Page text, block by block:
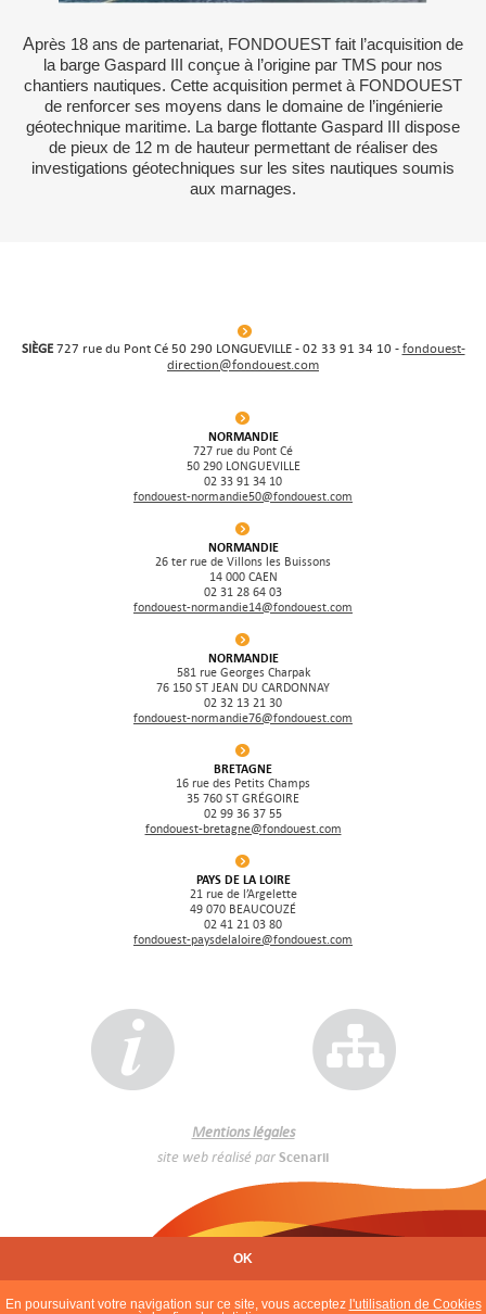
Après 18 ans de partenariat, FONDOUEST fait l’acquisition de
la barge Gaspard III conçue à l’origine par TMS pour nos
chantiers nautiques. Cette acquisition permet à FONDOUEST
de renforcer ses moyens dans le domaine de l’ingénierie
géotechnique maritime. La barge flottante Gaspard III dispose
de pieux de 12 m de hauteur permettant de réaliser des
investigations géotechniques sur les sites nautiques soumis
aux marnages.
SIÈGE727 rue du Pont Cé 50 290 LONGUEVILLE - 02 33 91 34 10 -fondouest-
direction@fondouest.com
NORMANDIE
727 rue du Pont Cé
50 290 LONGUEVILLE
02 33 91 34 10
fondouest-normandie50@fondouest.com
NORMANDIE
26 ter rue de Villons les Buissons
14 000 CAEN
02 31 28 64 03
fondouest-normandie14@fondouest.com
NORMANDIE
581 rue Georges Charpak
76 150 ST JEAN DU CARDONNAY
02 32 13 21 30
fondouest-normandie76@fondouest.com
BRETAGNE
16 rue des Petits Champs
35 760 ST GRÉGOIRE
02 99 36 37 55
fondouest-bretagne@fondouest.com
PAYS DE LA LOIRE
21 rue de l’Argelette
49 070 BEAUCOUZÉ
02 41 21 03 80
fondouest-paysdelaloire@fondouest.com
Mentions légales
site web réalisé parScenarii
OK
En poursuivant votre navigation sur ce site, vous acceptez l'utilisation de Cookies